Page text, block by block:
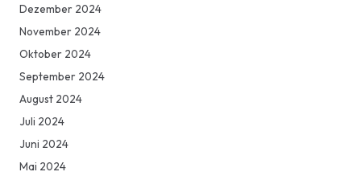
Dezember 2024
November 2024
Oktober 2024
September 2024
August 2024
Juli 2024
Juni 2024
Mai 2024